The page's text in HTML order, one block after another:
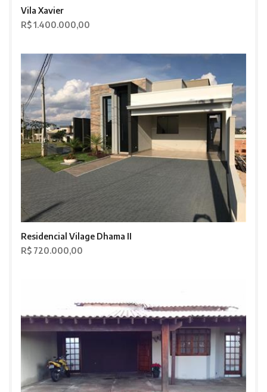
Vila Xavier
R$ 1.400.000,00
Residencial Vilage Dhama II
R$ 720.000,00